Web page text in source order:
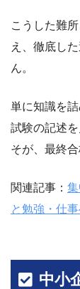
こうした難
え、徹底し
ん。
単に知識を
試験の記述
そが、最終
関連記事：
と勉強・仕
中小